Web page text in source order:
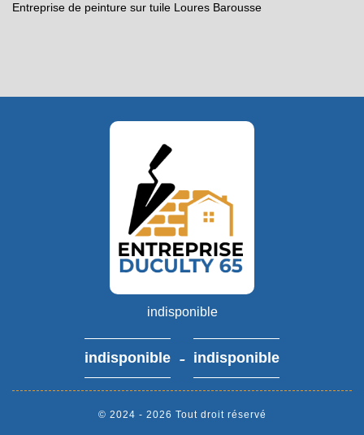
Entreprise de peinture sur tuile Loures Barousse
indisponible
indisponible - indisponible
© 2024 - 2026 Tout droit réservé